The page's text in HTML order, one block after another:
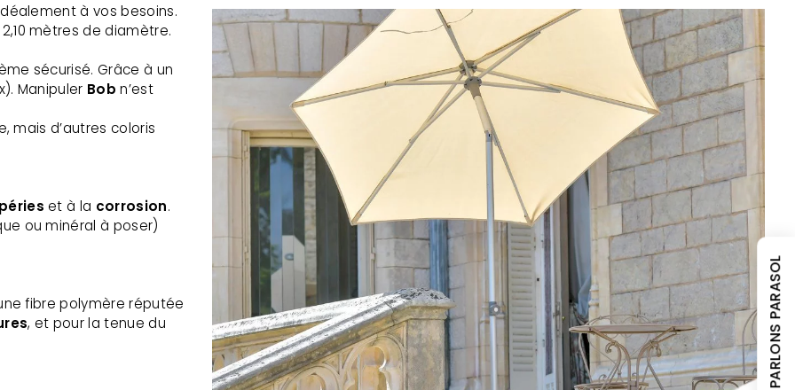
PARLONS PARASOL
à vos besoins.
mètres de diamètre.
sécurisé. Grâce à un
Manipuler Bobn’est
mais d’autres coloris
et à la corrosion.
ou minéral à poser)
fibre polymère réputée
, et pour la tenue du